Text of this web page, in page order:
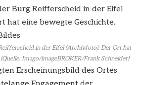
in der Eifel (Archivfoto): Der Ort hat
Imago/imageBROKER/Frank Schneider)
Erscheinungsbild des Ortes